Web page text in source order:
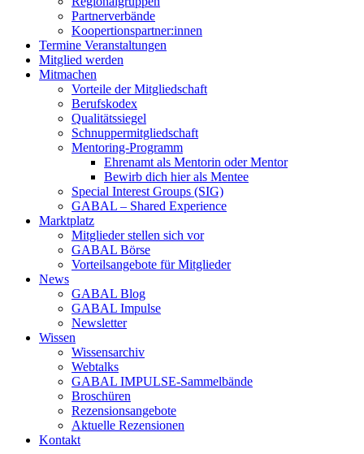
Partnerverbände
Koopertionspartner:innen
Termine Veranstaltungen
Mitglied werden
Mitmachen
Vorteile der Mitgliedschaft
Berufskodex
Qualitätssiegel
Schnuppermitgliedschaft
Mentoring-Programm
Ehrenamt als Mentorin oder Mentor
Bewirb dich hier als Mentee
Special Interest Groups (SIG)
GABAL – Shared Experience
Marktplatz
Mitglieder stellen sich vor
GABAL Börse
Vorteilsangebote für Mitglieder
News
GABAL Blog
GABAL Impulse
Newsletter
Wissen
Wissensarchiv
Webtalks
GABAL IMPULSE-Sammelbände
Broschüren
Rezensionsangebote
Aktuelle Rezensionen
Kontakt